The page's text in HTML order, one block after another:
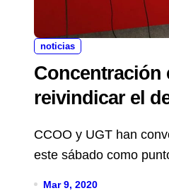
noticias
Concentración
reivindicar el
CCOO y UGT han convocado una concentración
este sábado como
Mar 9, 2020